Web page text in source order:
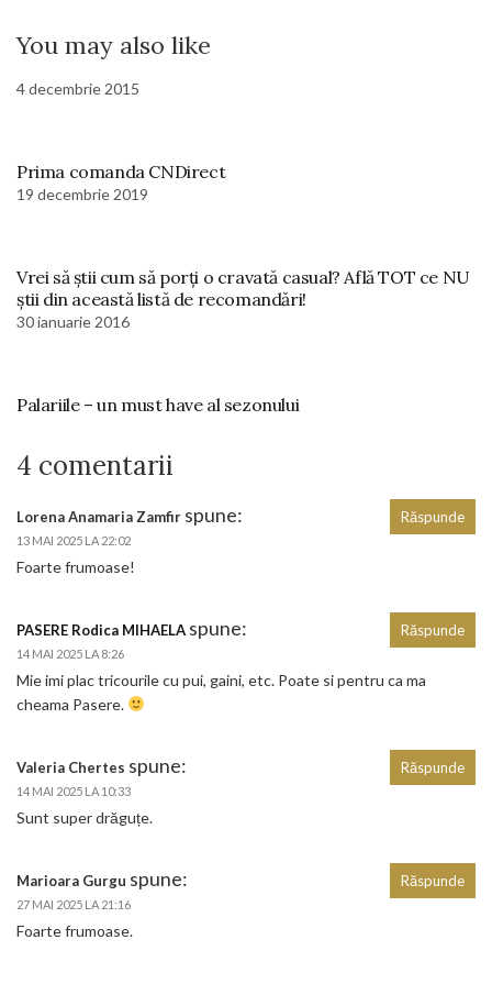
You may also like
4 decembrie 2015
Prima comanda CNDirect
19 decembrie 2019
Vrei să știi cum să porți o cravată casual? Află TOT ce NU
știi din această listă de recomandări!
30 ianuarie 2016
Palariile – un must have al sezonului
4 comentarii
Lorena Anamaria Zamfir spune:
13 MAI 2025 LA 22:02
Foarte frumoase!
Răspunde
PASERE Rodica MIHAELA spune:
14 MAI 2025 LA 8:26
Mie imi plac tricourile cu pui, gaini, etc. Poate si pentru ca ma
cheama Pasere.
Răspunde
Valeria Chertes spune:
14 MAI 2025 LA 10:33
Sunt super drăguțe.
Răspunde
Marioara Gurgu spune:
27 MAI 2025 LA 21:16
Foarte frumoase.
Răspunde